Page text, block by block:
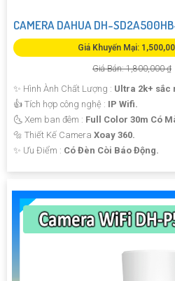
CAMERA DAHUA DH-
Giá Khuyến Mại:
Giá Bán: 1,800,000 ₫
✨ Hình Ành Chất Lượng : Ultra 2k+ sắc
👍 Tích hợp công nghệ : IP Wifi.
🌜 Xem ban đêm : Full Color 30m Có
🔩 Thiết Kế Camera Xoay 360.
️✨ Ưu Điểm : Có Đèn Còi Báo Động.